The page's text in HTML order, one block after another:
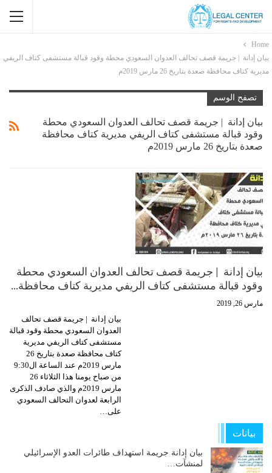
Home
بيان إدانة | جريمة قصف تحالف العدوان السعودي محطة وقود قبالة مستشفى كتاف الريفي
مديرية كتاف محافظة صعدة بتاريخ 26 مارس 2019م
تصفح الوسم
بيان إدانة | جريمة قصف تحالف العدوان السعودي محطة
وقود قبالة مستشفى كتاف الريفي مديرية كتاف محافظة
صعدة بتاريخ 26 مارس 2019م
بيان إدانة | جريمة قصف تحالف العدوان السعودي محطة
وقود قبالة مستشفى كتاف الريفي مديرية كتاف محافظة…
مارس 26, 2019
بيان إدانة | جريمة قصف تحالف
العدوان السعودي محطة وقود قبالة
مستشفى كتاف الريفي مديرية
كتاف محافظة صعدة بتاريخ 26
مارس 2019م عند الساعة ال9:30
من صباح يومنا هذا الثلاثاء 26
مارس 2019م والذي صادف الذكرى
الرابعة لعدوان التحالف السعودي
على…
بيانات
بيان إدانة جريمة استهداف طائرات العدو الإسرائيلي
لمنشآت…